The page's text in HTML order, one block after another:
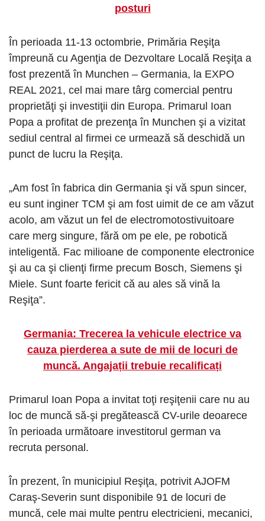
posturi
În perioada 11-13 octombrie, Primăria Reşiţa
împreună cu Agenţia de Dezvoltare Locală Reşiţa a
fost prezentă în Munchen – Germania, la EXPO
REAL 2021, cel mai mare târg comercial pentru
proprietăţi şi investiţii din Europa. Primarul Ioan
Popa a profitat de prezenţa în Munchen şi a vizitat
sediul central al firmei ce urmează să deschidă un
punct de lucru la Reşiţa.
„Am fost în fabrica din Germania şi vă spun sincer,
eu sunt inginer TCM şi am fost uimit de ce am văzut
acolo, am văzut un fel de electromotostivuitoare
care merg singure, fără om pe ele, pe robotică
inteligentă. Fac milioane de componente electronice
şi au ca şi clienţi firme precum Bosch, Siemens şi
Miele. Sunt foarte fericit că au ales să vină la
Reşiţa”.
Germania: Trecerea la vehicule electrice va
cauza pierderea a sute de mii de locuri de
muncă. Angajații trebuie recalificați
Primarul Ioan Popa a invitat toţi reşiţenii care nu au
loc de muncă să-şi pregătească CV-urile deoarece
în perioada următoare investitorul german va
recruta personal.
În prezent, în municipiul Reşiţa, potrivit AJOFM
Caraş-Severin sunt disponibile 91 de locuri de
muncă, cele mai multe pentru electricieni, mecanici,